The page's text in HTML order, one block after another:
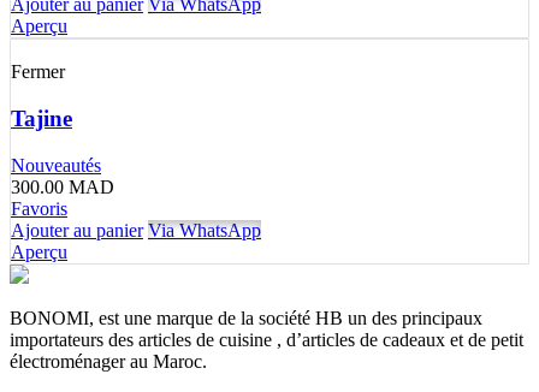
Ajouter au panier Via WhatsApp
Aperçu
Fermer
Tajine
Nouveautés
300.00 MAD
Favoris
Ajouter au panier Via WhatsApp
Aperçu
BONOMI, est une marque de la société HB un des principaux
importateurs des articles de cuisine , d’articles de cadeaux et de petit
électroménager au Maroc.